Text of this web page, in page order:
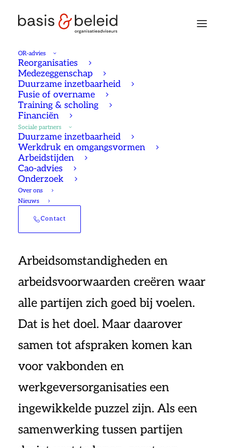
OR-advies
Reorganisaties
Medezeggenschap
Duurzame inzetbaarheid
Fusie of overname
Training & scholing
Financiën
Sociale partners
Duurzame inzetbaarheid
Werkdruk en omgangsvormen
Arbeidstijden
Cao-advies
Onderzoek
Over ons
Nieuws
Contact
Sociale partners
Onderzoek, advies &
begeleiding
Arbeidsomstandigheden en
arbeidsvoorwaarden creëren waar
alle partijen zich goed bij voelen.
Dat is het doel. Maar daarover
samen tot afspraken komen kan
voor vakbonden en
werkgeversorganisaties een
ingewikkelde puzzel zijn. Als een
samenwerking tussen partijen